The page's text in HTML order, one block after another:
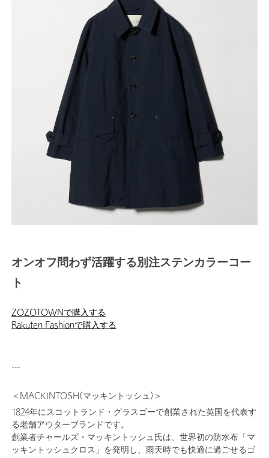
オンオフ問わず活躍する別注ステンカラーコー
ト
ZOZOTOWNで購入する
Rakuten Fashionで購入する
---
＜MACKINTOSH(マッキントッシュ)＞
1824年にスコットランド・グラスゴーで創業された英国を代表す
る老舗アウターブランドです。
創業者チャールズ・マッキントッシュ氏は、世界初の防水布「マ
ッキントッシュクロス」を発明し、雨天時でも快適に過ごせるゴ